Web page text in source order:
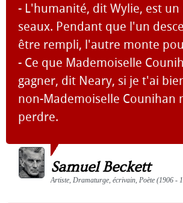
- L'humanité, dit Wylie, est
seaux. Pendant que l'un
être rempli, l'autre monte
- Ce que Mademoiselle
gagner, dit Neary, si je t'ai
non-Mademoiselle Counihan
perdre.
Samuel Beckett
Artiste, Dramaturge, écrivain, Poète (1906 -